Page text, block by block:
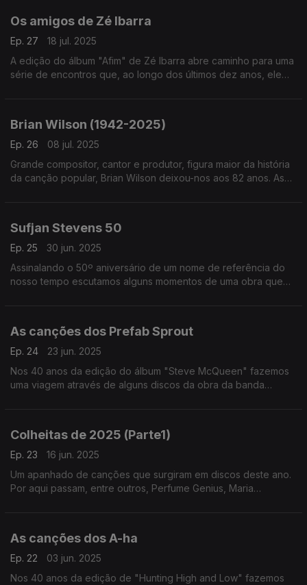
Os amigos de Zé Ibarra
Ep. 27
18 jul. 2025
A edição do álbum "Afim" de Zé Ibarra abre caminho para uma
série de encontros que, ao longo dos últimos dez anos, ele
Brian Wilson (1942-2025)
Ep. 26
08 jul. 2025
Grande compositor, cantor e produtor, figura maior da história
da canção popular, Brian Wilson deixou-nos aos 82 anos. As
Sufjan Stevens 50
Ep. 25
30 jun. 2025
Assinalando o 50º aniversário de um nome de referência do
nosso tempo escutamos alguns momentos de uma obra que
As canções dos Prefab Sprout
Ep. 24
23 jun. 2025
Nos 40 anos da edição do álbum "Steve McQueen" fazemos
uma viagem através de alguns discos da obra da banda
Colheitas de 2025 (Parte1)
Ep. 23
16 jun. 2025
Um apanhado de canções que surgiram em discos deste ano.
Por aqui passam, entre outros, Perfume Genius, Maria
As canções dos A-ha
Ep. 22
03 jun. 2025
Nos 40 anos da edição de "Hunting High and Low" fazemos